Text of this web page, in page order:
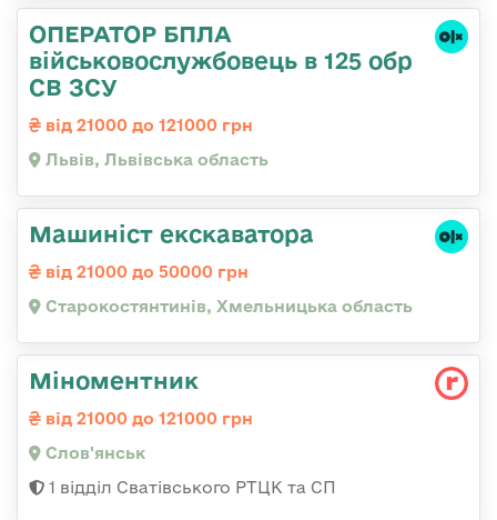
ОПЕРАТОР БПЛА
військовослужбовець в 125 обр
СВ ЗСУ
від 21000 до 121000 грн
Львів, Львівська область
Машиніст екскаватора
від 21000 до 50000 грн
Старокостянтинів, Хмельницька область
Міноментник
від 21000 до 121000 грн
Слов'янськ
1 відділ Сватівського РТЦК та СП